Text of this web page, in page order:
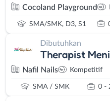
Cocoland Playground
SMA/SMK, D3, S1
Dibutuhkan
Therapist
Nafil Nails Kompetitif
SMA / SMK 0 -